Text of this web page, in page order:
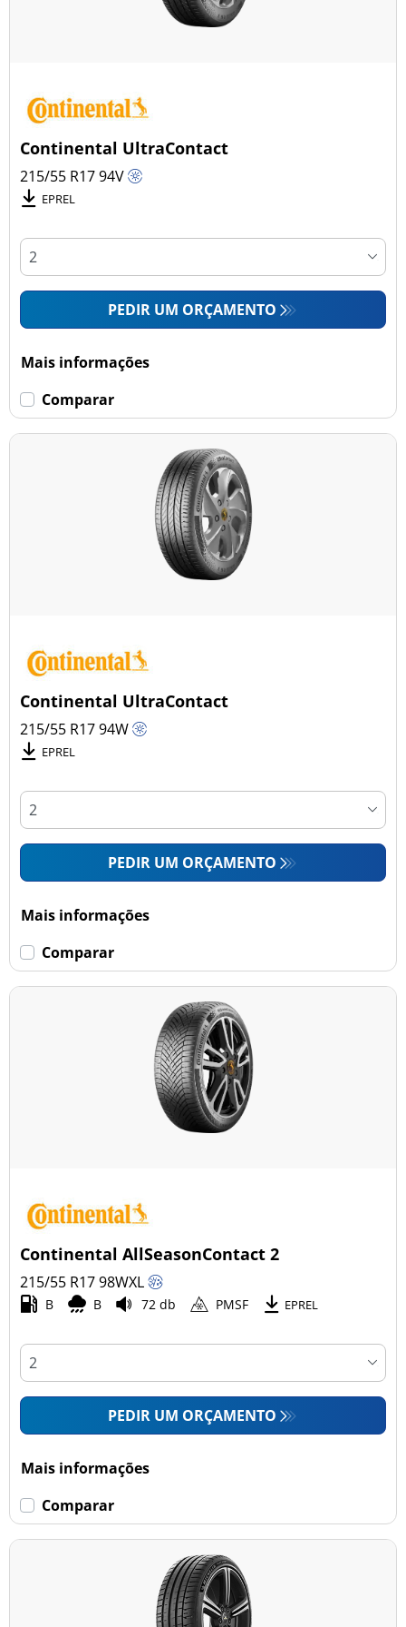
Continental UltraContact
215/55 R1794V
EPREL
PEDIR UM ORÇAMENTO
Mais informações
Comparar
Continental UltraContact
215/55 R1794W
EPREL
PEDIR UM ORÇAMENTO
Mais informações
Comparar
Continental AllSeasonContact 2
215/55 R1798WXL
B B 72 db PMSF EPREL
PEDIR UM ORÇAMENTO
Mais informações
Comparar